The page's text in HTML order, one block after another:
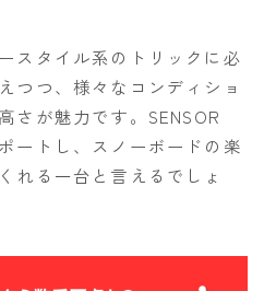
スタイル系のトリックに必
つつ、様々なコンディショ
さが魅力です。SENSOR
ートし、スノーボードの楽
れる一台と言えるでしょ